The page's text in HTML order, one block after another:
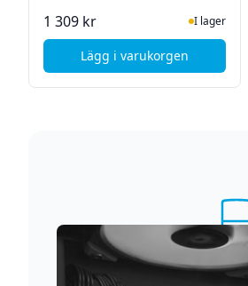
1 309 kr I lager
Lägg i varukorgen, Microsoft Surface